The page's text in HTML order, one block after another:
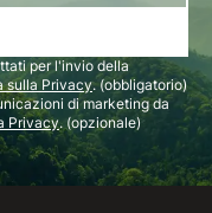
per l'invio della
sulla Privacy. (obbligatorio)
di marketing da
Privacy. (opzionale)